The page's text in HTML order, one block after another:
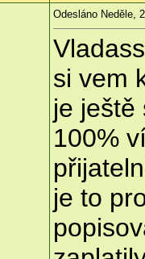
Odesláno Neděle,
si vem
je ještě
100%
je to